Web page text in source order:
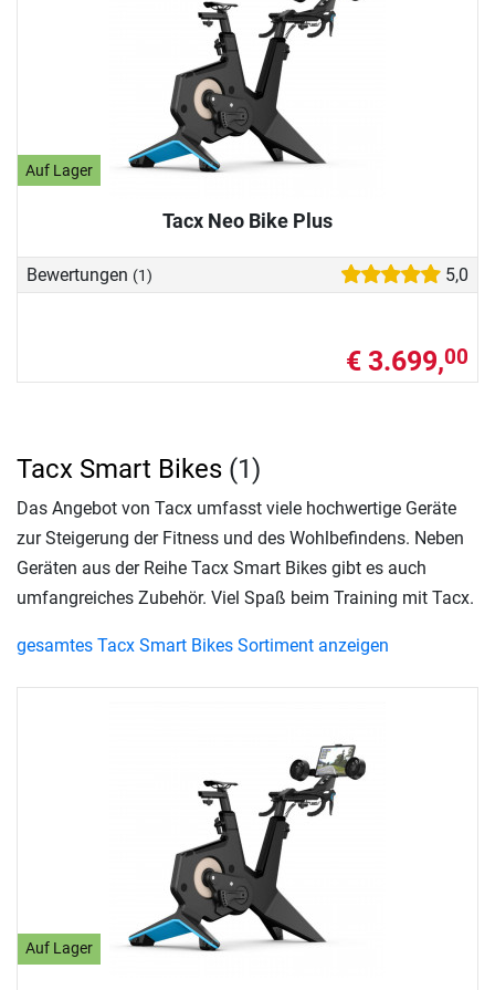
Auf Lager
Tacx Neo Bike Plus
Bewertungen (1) 5,0
€ 3.699,00
Auf Lager
Tacx Smart Bikes (1)
Das Angebot von Tacx umfasst viele hochwertige Geräte
zur Steigerung der Fitness und des Wohlbefindens. Neben
Geräten aus der Reihe Tacx Smart Bikes gibt es auch
umfangreiches Zubehör. Viel Spaß beim Training mit Tacx.
gesamtes Tacx Smart Bikes Sortiment anzeigen